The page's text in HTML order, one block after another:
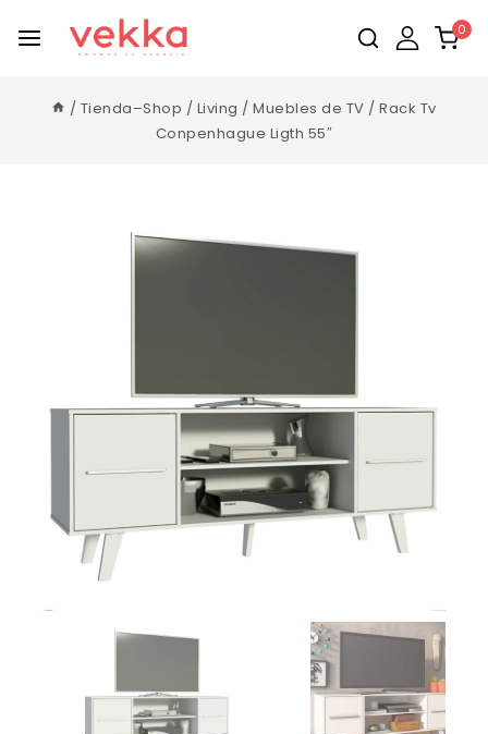
0
/ Tienda–Shop / Living / Muebles de TV / Rack Tv
Conpenhague Ligth 55″